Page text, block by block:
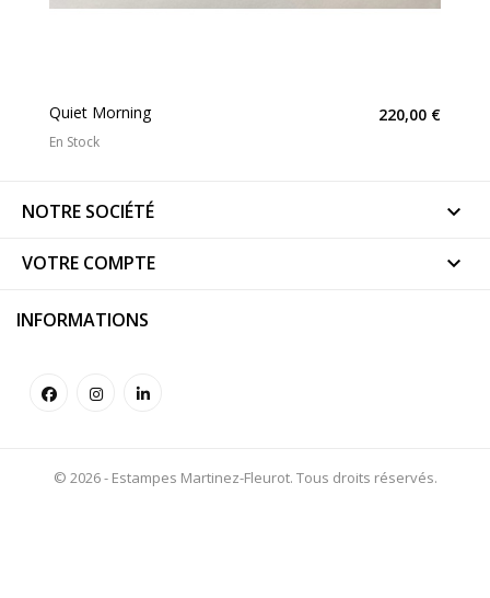
Quiet Morning 220,00 €
En Stock
NOTRE SOCIÉTÉ 
VOTRE COMPTE 
INFORMATIONS
© 2026 - Estampes Martinez-Fleurot. Tous droits réservés.